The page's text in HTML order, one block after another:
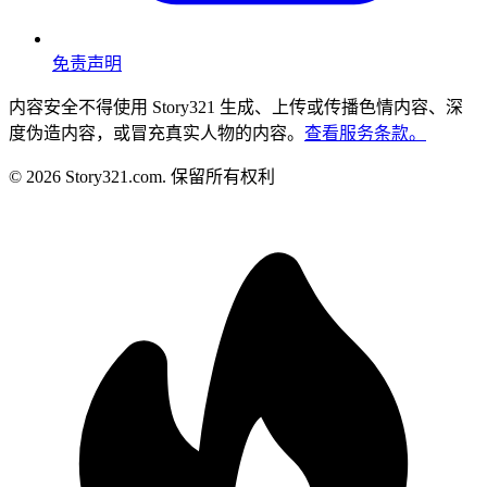
免责声明
内容安全不得使用 Story321 生成、上传或传播色情内容、深
度伪造内容，或冒充真实人物的内容。 查看服务条款。
© 2026 Story321.com. 保留所有权利